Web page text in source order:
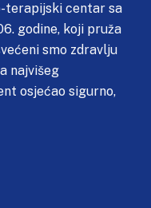
terapijski centar sa
godine, koji pruža
smo zdravlju
najvišeg
osjećao sigurno,